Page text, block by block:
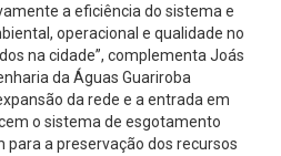
a eficiência do sistema e
operacional e qualidade no
na cidade”, complementa Joás
da Águas Guariroba
da rede e a entrada em
o sistema de esgotamento
a preservação dos recursos